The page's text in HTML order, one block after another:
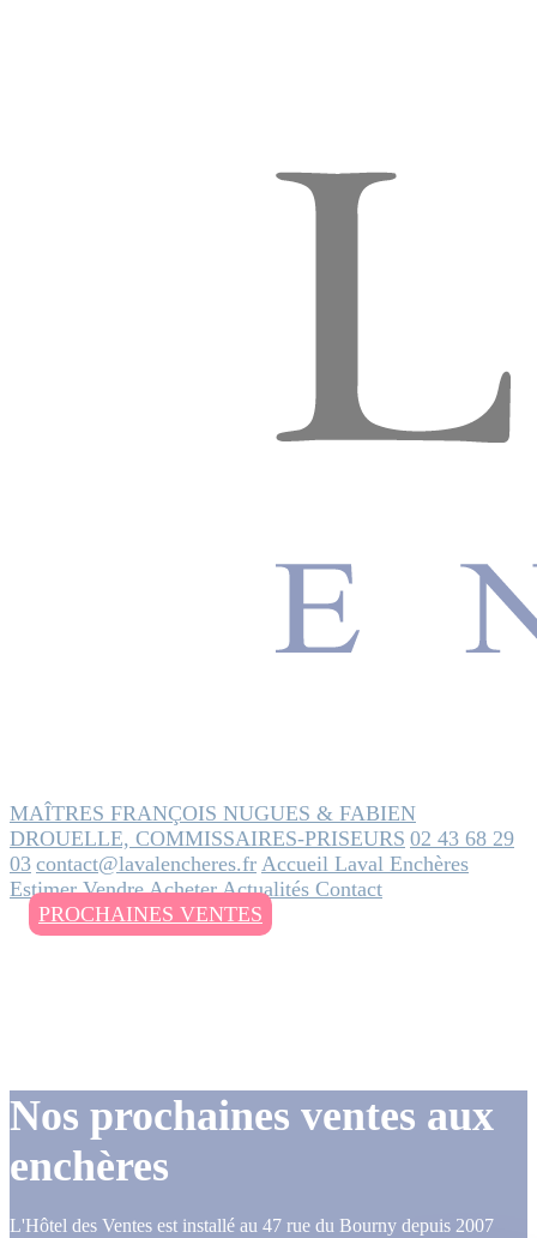
MAÎTRES FRANÇOIS NUGUES & FABIEN
DROUELLE, COMMISSAIRES-PRISEURS 02 43 68 29
03 contact@lavalencheres.fr Accueil Laval Enchères
EstimerVendreAcheterActualités Contact
PROCHAINES VENTES
Nos prochaines ventes aux
enchères
L'Hôtel des Ventes est installé au 47 rue du Bourny depuis 2007